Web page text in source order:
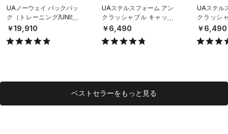
UAノーウェイ バックパッ
ク（トレーニング/UNISE
X）
￥19,910
UAステルスフォーム アン
クラッシャブル キャップ
（ライフスタイル/UNISE
￥6,490
UAステル
クラッシ
（ライフ
￥6,490
ベストセラーをもっと見る